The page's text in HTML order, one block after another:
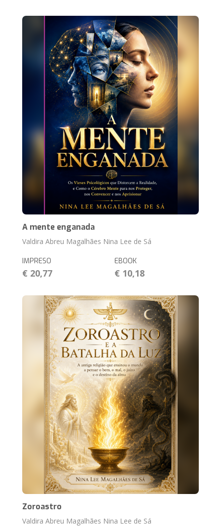
A mente enganada
Valdira Abreu Magalhães Nina Lee de Sá
IMPRESO
€ 20,77
EBOOK
€ 10,18
Zoroastro
Valdira Abreu Magalhães Nina Lee de Sá